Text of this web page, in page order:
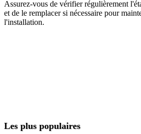
Assurez-vous de vérifier régulièrement
et de le remplacer si nécessaire pour
l'installation.
Les plus populaires